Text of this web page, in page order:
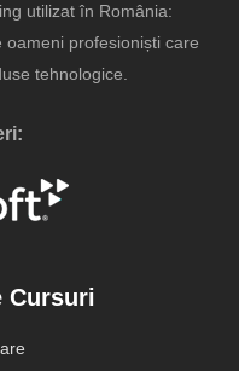
utilizat în România:
profesioniști care
tehnologice.
Cursuri